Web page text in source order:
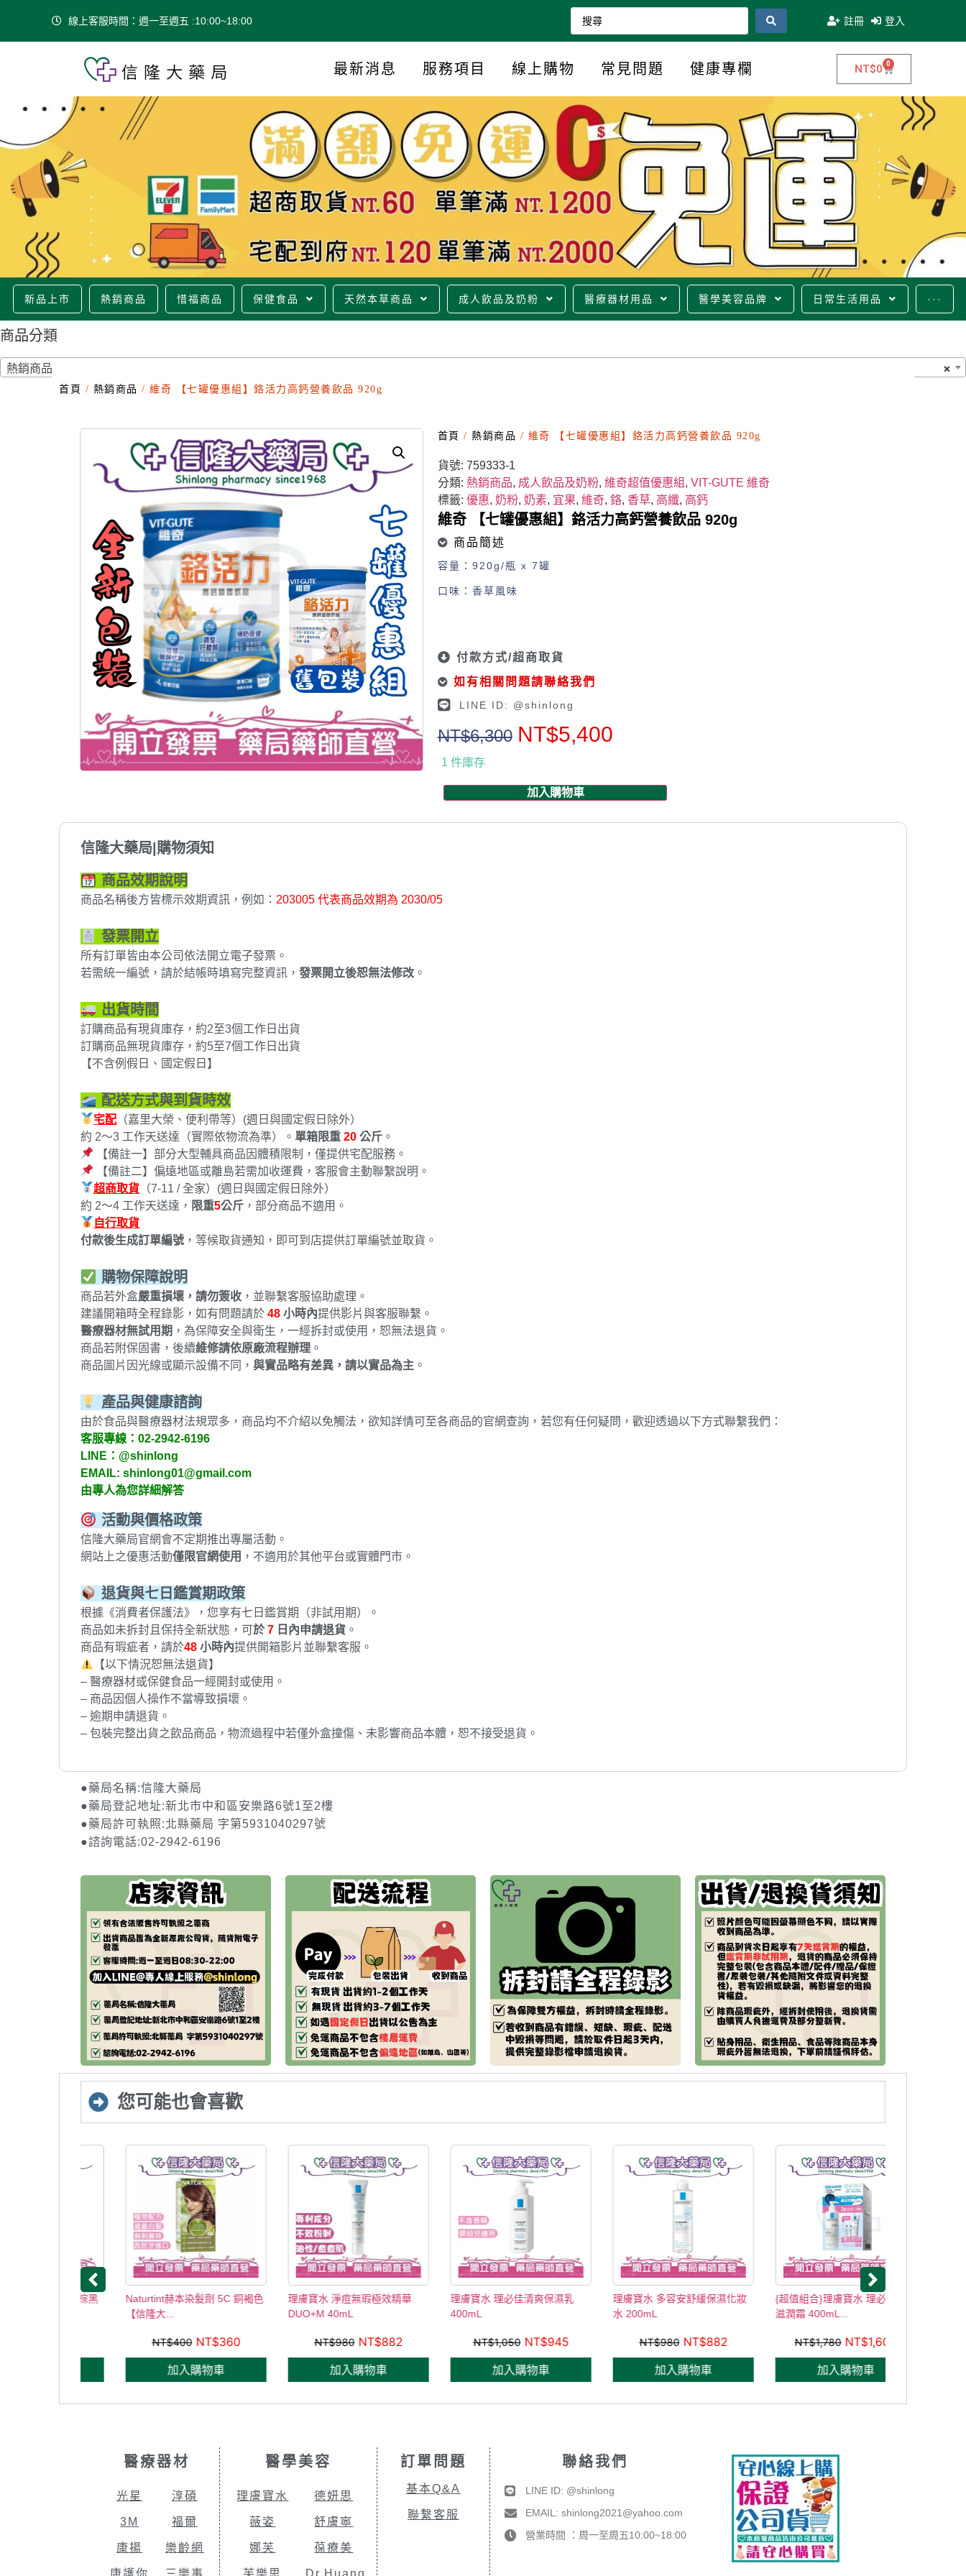
線上客服時間：週一至週五 :10:00~18:00 註冊 登入
最新消息 服務項目 線上購物 常見問題 健康專欄 NT$0 0
新品上市 熱銷商品 惜福商品 保健食品 天然本草商品 成人飲品及奶粉 醫療器材用品 醫學美容品牌 日常生活用品 ···
商品分類
×
熱銷商品
首頁 / 熱銷商品 / 維奇 【七罐優惠組】鉻活力高鈣營養飲品 920g
首頁 /熱銷商品 / 維奇 【七罐優惠組】鉻活力高鈣營養飲品 920g
貨號: 759333-1
分類: 熱銷商品, 成人飲品及奶粉, 維奇超值優惠組, VIT-GUTE 維奇
標籤: 優惠, 奶粉, 奶素, 宜果, 維奇, 鉻, 香草, 高纖, 高鈣
維奇 【七罐優惠組】鉻活力高鈣營養飲品 920g
商品簡述
容量：920g/瓶 x 7罐
口味：香草風味
付款方式/超商取貨
如有相關問題請聯絡我們
LINE ID: @shinlong
NT$6,300 NT$5,400
1 件庫存
加入購物車
信隆大藥局|購物須知
商品效期說明
商品名稱後方皆標示效期資訊，例如： 203005 代表商品效期為 2030/05
發票開立
所有訂單皆由本公司依法開立電子發票。
若需統一編號，請於結帳時填寫完整資訊， 發票開立後恕無法修改 。
出貨時間
訂購商品有現貨庫存，約2至3個工作日出貨
訂購商品無現貨庫存，約5至7個工作日出貨
【不含例假日、國定假日】
配送方式與到貨時效
宅配 （嘉里大榮、便利帶等）(週日與國定假日除外）
約 2～3 工作天送達（實際依物流為準）。 單箱限重 20 公斤 。
【備註一】部分大型輔具商品因體積限制，僅提供宅配服務。
【備註二】偏遠地區或離島若需加收運費，客服會主動聯繫說明。
超商取貨 （7-11 / 全家）(週日與國定假日除外）
約 2～4 工作天送達， 限重5公斤 ，部分商品不適用。
自行取貨
付款後生成訂單編號 ，等候取貨通知，即可到店提供訂單編號並取貨。
購物保障說明
商品若外盒嚴重損壞，請勿簽收 ，並聯繫客服協助處理。
建議開箱時全程錄影，如有問題請於 48 小時內提供影片與客服聯繫。
醫療器材無試用期 ，為保障安全與衛生，一經拆封或使用，恕無法退貨。
商品若附保固書，後續維修請依原廠流程辦理 。
商品圖片因光線或顯示設備不同， 與實品略有差異，請以實品為主 。
產品與健康諮詢
由於食品與醫療器材法規眾多，商品均不介紹以免觸法，欲知詳情可至各商品的官網查詢，若您有任何疑問，歡迎透過以下方式聯繫我們：
客服專線： 02-2942-6196
LINE ： @shinlong
EMAIL: shinlong01@gmail.com
由專人為您詳細解答
活動與價格政策
信隆大藥局官網會不定期推出專屬活動。
網站上之優惠活動僅限官網使用 ，不適用於其他平台或實體門市。
退貨與七日鑑賞期政策
根據《消費者保護法》，您享有七日鑑賞期（非試用期）。
商品如未拆封且保持全新狀態，可於 7 日內申請退貨 。
商品有瑕疵者，請於48 小時內提供開箱影片並聯繫客服。
【以下情況恕無法退貨】
– 醫療器材或保健食品一經開封或使用。
– 商品因個人操作不當導致損壞。
– 逾期申請退貨。
– 包裝完整出貨之飲品商品，物流過程中若僅外盒撞傷、未影響商品本體，恕不接受退貨。
●藥局名稱:信隆大藥局
●藥局登記地址:新北市中和區安樂路6號1至2樓
●藥局許可執照:北縣藥局 字第5931040297號
●諮詢電話:02-2942-6196
您可能也會喜歡
Naturtint赫本染髮劑 5C 銅褐色
【信隆大...
400 NT$360
加入購物車
理膚寶水 淨痘無瑕極效精華
DUO+M 40mL
980 NT$882
加入購物車
理膚寶水 理必佳清爽保濕乳
1,050 NT$945
加入購物車
理膚寶水 多容安舒緩保濕化妝
水 200mL
980 NT$882
加入購物車
{超值組合}理膚寶水 理必佳極效
滋潤霜 400mL...
1,780 NT$1,602
加入購物車
醫療器材
光星
3M
康揚
淳碩
福爾
樂齡網
醫學美容
理膚寶水
薇姿
娜芙
德妍思
舒膚寧
葆療美
訂單問題
基本Q&A
聯繫客服
聯絡我們
LINE ID: @shinlong
EMAIL: shinlong2021@yahoo.com
營業時間 ：周一至周五10:00~18:00